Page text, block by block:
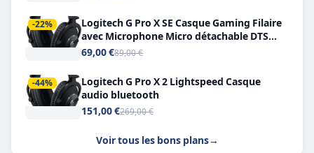
-22%
Logitech G Pro X SE Casque Gaming Filaire
avec Microphone Micro détachable DTS
Headphone X 7.1
69,00 €89,00 €
-44%
Logitech G Pro X 2 Lightspeed Casque
audio bluetooth
151,00 €269,00 €
Voir tous les bons plans→